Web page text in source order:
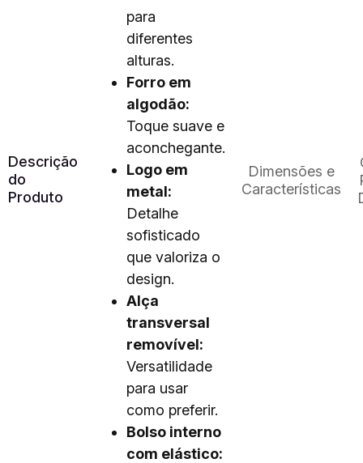
Descrição
do
Produto
para
diferentes
alturas.
Forro em
algodão:
Toque suave e
aconchegante.
Logo em
metal:
Detalhe
sofisticado
que valoriza o
design.
Alça
transversal
removível:
Versatilidade
para usar
como preferir.
Bolso interno
com elástico:
Dimensões e
Características